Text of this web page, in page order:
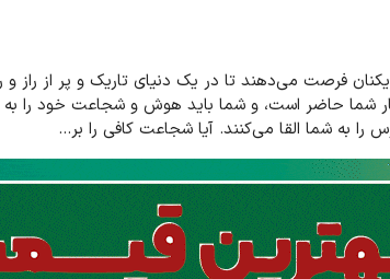
فرصت می‌دهند تا در یک دنیای تاریک و پر از راز و
شما حاضر است، و شما باید هوش و شجاعت خود را
به شما القا می‌کنند. آیا شجاعت کافی را بر...